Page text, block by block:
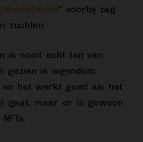
“voorbij zag
zuchten.
ik nooit echt fan van
gezien is eigendom
en het werkt goed als het
gaat, maar er is gewoon